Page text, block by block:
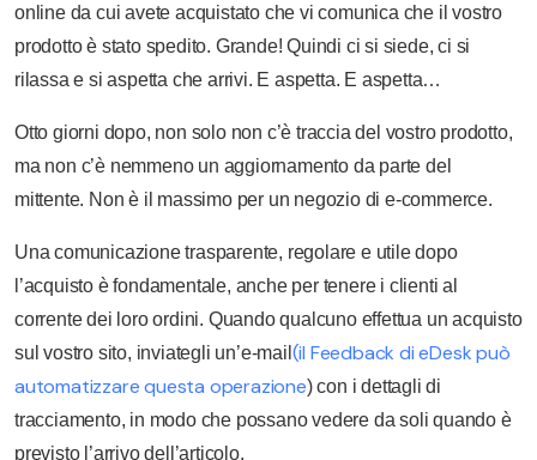
online da cui avete acquistato che vi comunica che il vostro
prodotto è stato spedito. Grande! Quindi ci si siede, ci si
rilassa e si aspetta che arrivi. E aspetta. E aspetta…
Otto giorni dopo, non solo non c’è traccia del vostro prodotto,
ma non c’è nemmeno un aggiornamento da parte del
mittente. Non è il massimo per un negozio di e-commerce.
Una comunicazione trasparente, regolare e utile dopo
l’acquisto è fondamentale, anche per tenere i clienti al
corrente dei loro ordini. Quando qualcuno effettua un acquisto
sul vostro sito, inviategli un’e-mail (il Feedback di eDesk può
automatizzare questa operazione) con i dettagli di
tracciamento, in modo che possano vedere da soli quando è
previsto l’arrivo dell’articolo.